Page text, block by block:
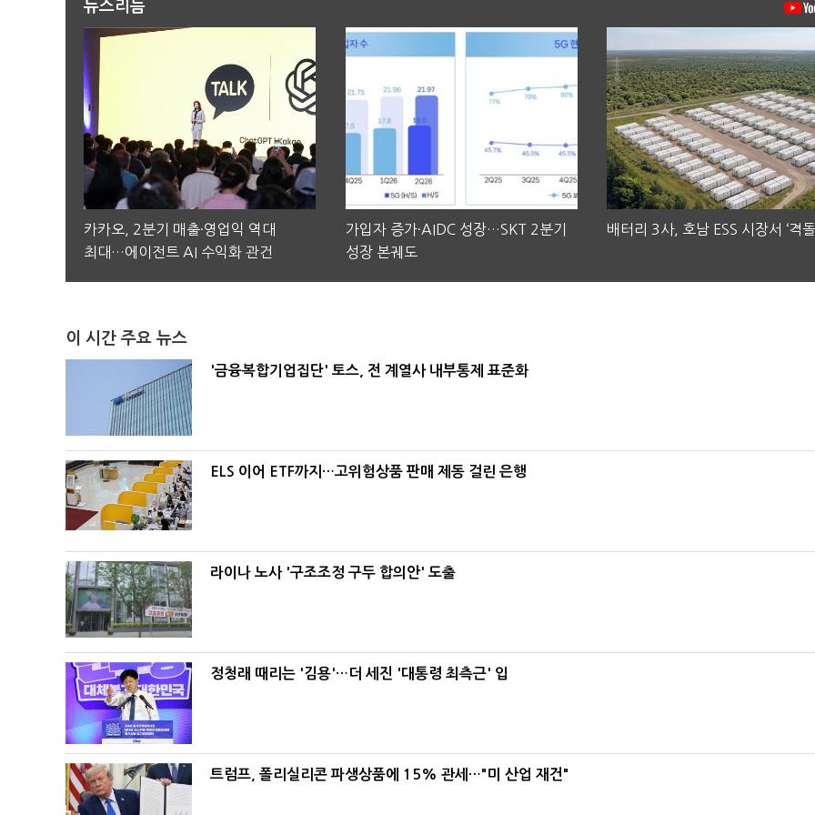
뉴스리듬
카카오, 2분기 매출·영업익 역대
최대…에이전트 AI 수익화 관건
가입자 증가·AIDC 성장…SKT 2분기
성장 본궤도
배터리 3사, 호남 ESS 시장서 ‘격돌
이 시간 주요 뉴스
'금융복합기업집단' 토스, 전 계열사 내부통제 표준화
ELS 이어 ETF까지…고위험상품 판매 제동 걸린 은행
라이나 노사 '구조조정 구두 합의안' 도출
정청래 때리는 '김용'…더 세진 '대통령 최측근' 입
트럼프, 폴리실리콘 파생상품에 15% 관세…"미 산업 재건"